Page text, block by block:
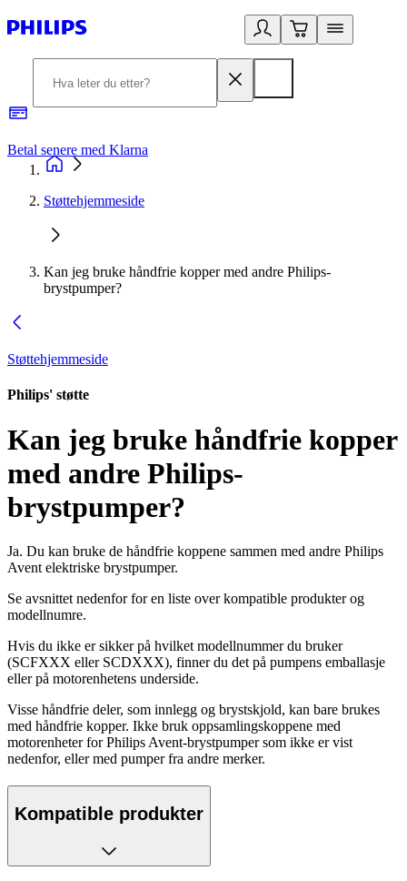
Betal senere med Klarna
Støttehjemmeside
Kan jeg bruke håndfrie kopper med andre Philips-
brystpumper?
Støttehjemmeside
Philips' støtte
Kan jeg bruke håndfrie kopper
med andre Philips-
brystpumper?
Ja. Du kan bruke de håndfrie koppene sammen med andre Philips
Avent elektriske brystpumper.
Se avsnittet nedenfor for en liste over kompatible produkter og
modellnumre.
Hvis du ikke er sikker på hvilket modellnummer du bruker
(SCFXXX eller SCDXXX), finner du det på pumpens emballasje
eller på motorenhetens underside.
Visse håndfrie deler, som innlegg og brystskjold, kan bare brukes
med håndfrie kopper. Ikke bruk oppsamlingskoppene med
motorenheter for Philips Avent-brystpumper som ikke er vist
nedenfor, eller med pumper fra andre merker.
Kompatible produkter